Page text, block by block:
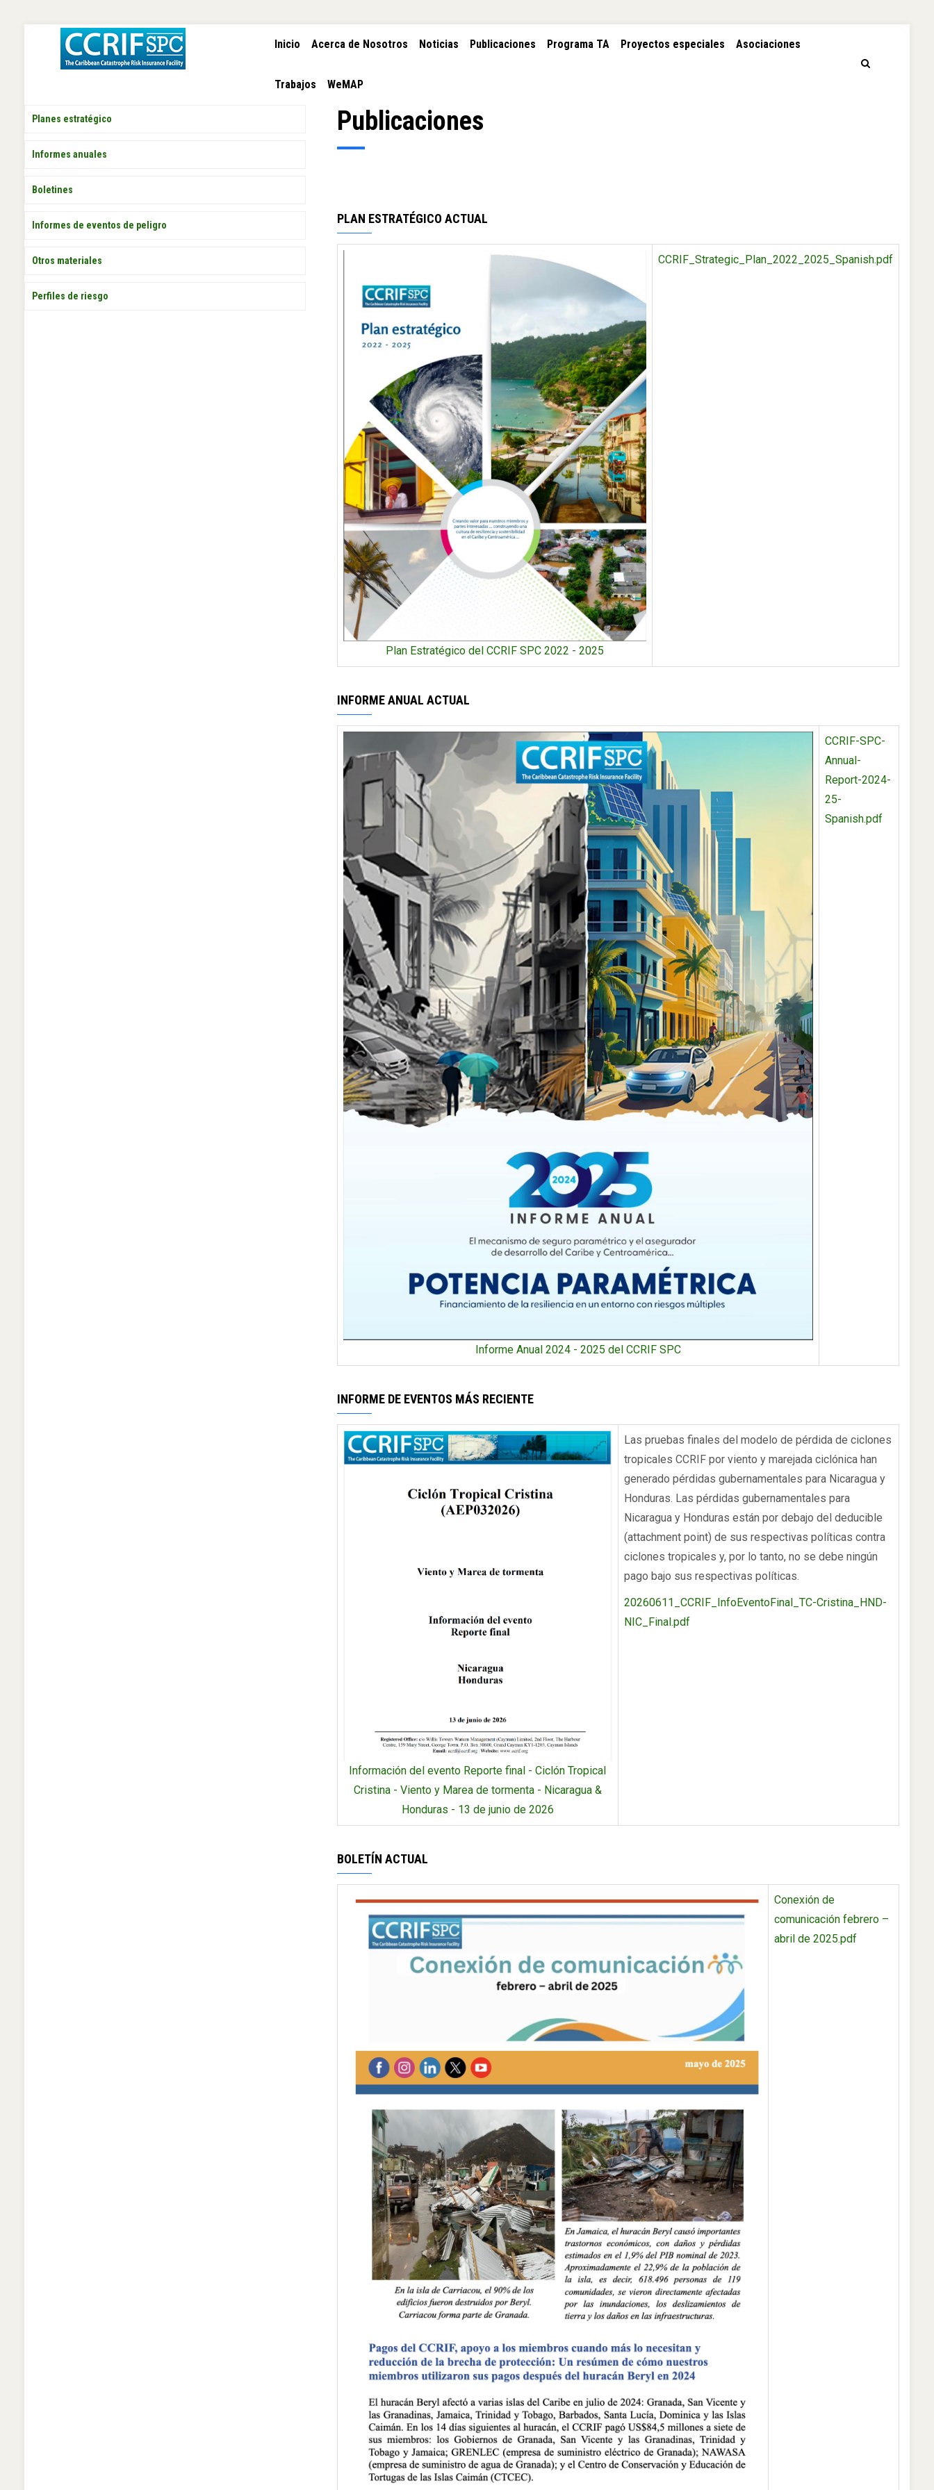
contenido
PRINCIPAL
Inicio Acerca de Nosotros Noticias Publicaciones Programa TA Proyectos especiales Asociaciones
Trabajos WeMAP
Publicaciones
PLAN ESTRATÉGICO ACTUAL
Plan Estratégico del CCRIF SPC 2022 - 2025
CCRIF_Strategic_Plan_2022_2025_Spanish.pdf
INFORME ANUAL ACTUAL
Informe Anual 2024 - 2025 del CCRIF SPC
CCRIF-SPC-
Annual-
Report-2024-
25-
Spanish.pdf
INFORME DE EVENTOS MÁS RECIENTE
Información del evento Reporte final - Ciclón Tropical
Cristina - Viento y Marea de tormenta - Nicaragua &
Honduras - 13 de junio de 2026
Las pruebas finales del modelo de pérdida de ciclones
tropicales CCRIF por viento y marejada ciclónica han
generado pérdidas gubernamentales para Nicaragua y
Honduras. Las pérdidas gubernamentales para
Nicaragua y Honduras están por debajo del deducible
(attachment point) de sus respectivas políticas contra
ciclones tropicales y, por lo tanto, no se debe ningún
pago bajo sus respectivas políticas.
20260611_CCRIF_InfoEventoFinal_TC-Cristina_HND-
NIC_Final.pdf
BOLETÍN ACTUAL
Conexión de
comunicación febrero –
abril de 2025.pdf
PUBLICACIONES
Planes estratégico
Informes anuales
Boletines
Informes de eventos de peligro
Otros materiales
Perfiles de riesgo